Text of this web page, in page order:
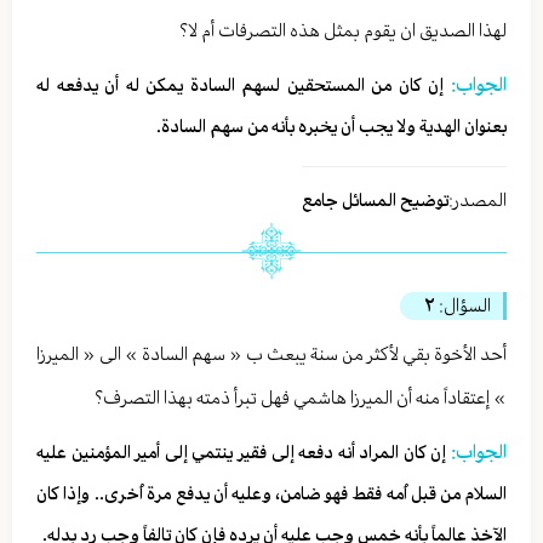
لهذا الصديق ان يقوم بمثل هذه التصرفات أم لا؟
الجواب: إن كان من المستحقين لسهم السادة يمكن له أن يدفعه له
بعنوان الهدية ولا يجب أن يخبره بأنه من سهم السادة.
المصدر:توضيح المسائل جامع
السؤال: ٢
أحد الأخوة بقي لأكثر من سنة يبعث ب « سهم السادة » الى « الميرزا
» إعتقاداً منه أن الميرزا هاشمي فهل تبرأ ذمته بهذا التصرف؟
الجواب: إن كان المراد أنه دفعه إلى فقير ينتمي إلى أمير المؤمنين عليه
السلام من قبل اُمه فقط فهو ضامن، وعليه أن يدفع مرة اُخرى.. وإذا كان
الآخذ عالماً بأنه خمس وجب عليه أن يرده فإن كان تالفاً وجب رد بدله.